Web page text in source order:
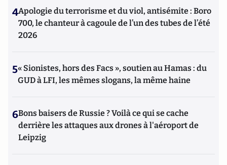
4Apologie du terrorisme et du viol, antisémite : Boro
700, le chanteur à cagoule de l’un des tubes de l’été
2026
5« Sionistes, hors des Facs », soutien au Hamas : du
GUD à LFI, les mêmes slogans, la même haine
6Bons baisers de Russie ? Voilà ce qui se cache
derrière les attaques aux drones à l'aéroport de
Leipzig